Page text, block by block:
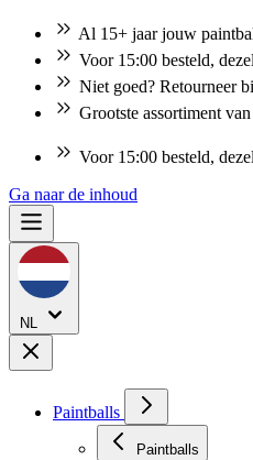
Al 15+ jaar jouw
Voor 15:00 besteld,
Niet goed? Retourneer
Grootste assortiment
Voor 15:00 besteld,
Ga naar de inhoud
NL
Paintballs
Paintballs